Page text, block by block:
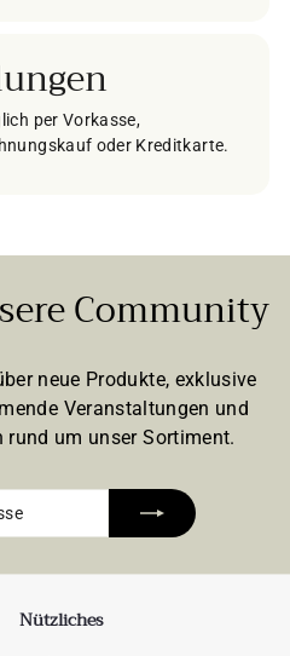
per Vorkasse,
oder Kreditkarte.
Community
neue Produkte, exklusive
Veranstaltungen und
rund um unser Sortiment.
Nützliches